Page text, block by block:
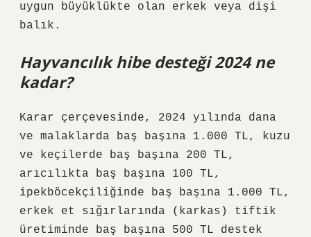
uygun büyüklükte olan erkek veya dişi
balık.
Hayvancılık hibe desteği 2024 ne
kadar?
Karar çerçevesinde, 2024 yılında dana
ve malaklarda baş başına 1.000 TL, kuzu
ve keçilerde baş başına 200 TL,
arıcılıkta baş başına 100 TL,
ipekböcekçiliğinde baş başına 1.000 TL,
erkek et sığırlarında (karkas) tiftik
üretiminde baş başına 500 TL destek